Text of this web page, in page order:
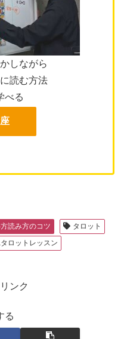
しながら
読む方法
べる
読み方のコツ
タロット
ロットレッスン
ンク
る